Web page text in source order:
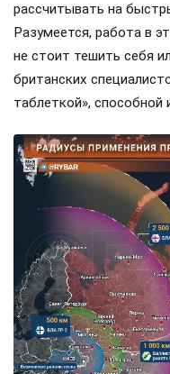
рассчитывать на
Разумеется, работа в
не стоит тешить себя
британских
таблеткой», способной